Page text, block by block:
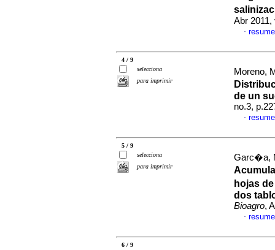
Abr 2011,
·
4 / 9
selecciona
para imprimir
Moreno,
de un
no.3,
·
5 / 9
selecciona
para imprimir
Garc�a,
hojas
dos
Bioagro,
·
6 / 9